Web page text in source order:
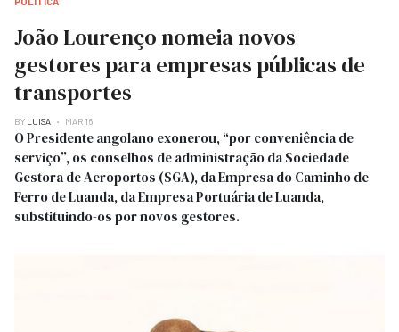
João Lourenço nomeia novos
gestores para empresas públicas de
transportes
BY LUISA MAR 16
O Presidente angolano exonerou, “por conveniência de
serviço”, os conselhos de administração da Sociedade
Gestora de Aeroportos (SGA), da Empresa do Caminho de
Ferro de Luanda, da Empresa Portuária de Luanda,
substituindo-os por novos gestores.